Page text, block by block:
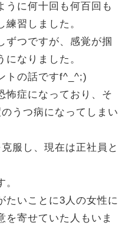
うに何十回も何百回も
練習しました。
ずつですが、感覚が掴
なりました。
トの話ですf^_^;)
怖症になっており、そ
うつ病になってしまい
服し、現在は正社員と
たいことに3人の女性に
を寄せていた人もいま